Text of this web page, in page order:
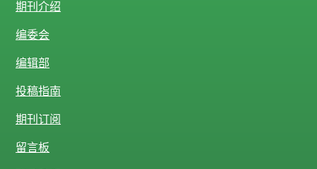
期刊介绍
编委会
编辑部
投稿指南
期刊订阅
留言板